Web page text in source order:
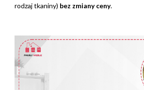
rodzaj tkaniny) bez zmiany ceny.